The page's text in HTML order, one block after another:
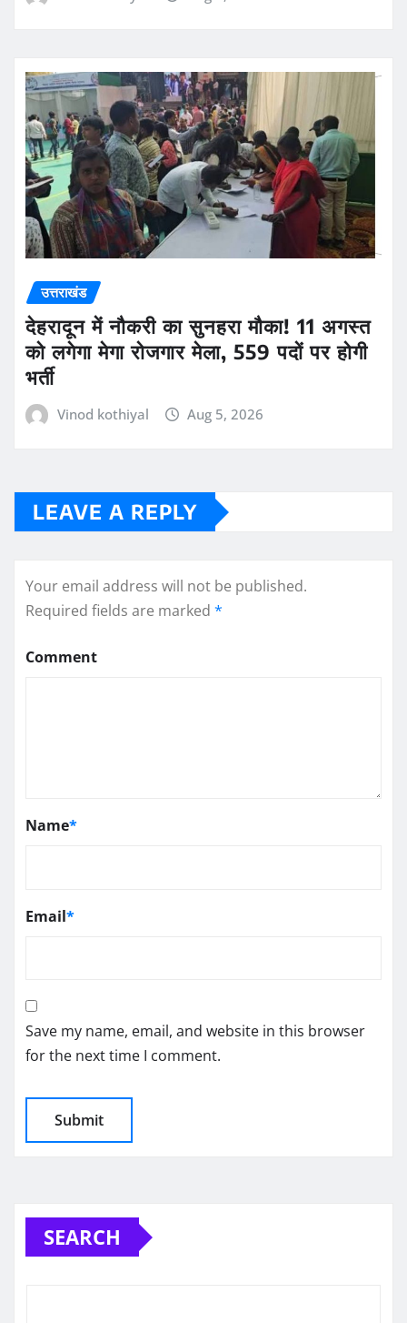
उत्तराखंड
देहरादून में नौकरी का सुनहरा मौका! 11 अगस्त
को लगेगा मेगा रोजगार मेला, 559 पदों पर होगी
भर्ती
Vinod kothiyal Aug 5, 2026
LEAVE A REPLY
Your email address will not be published.
Required fields are marked *
Comment
Name*
Email*
Save my name, email, and website in this browser
for the next time I comment.
SEARCH